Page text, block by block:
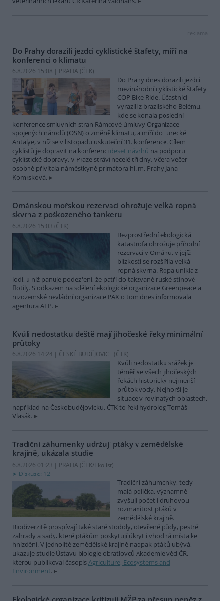
reklama
Do Prahy dorazili jezdci cyklistické štafety, míří na
konferenci o klimatu
6.8.2026 15:08 | PRAHA (ČTK)
Do Prahy dnes dorazili jezdci
mezinárodní cyklistické štafety
COP Bike Ride. Účastníci
vyrazili z brazilského Belému,
kde se konala poslední
konference smluvních stran Rámcové úmluvy Organizace
spojených národů (OSN) o změně klimatu, a míří do turecké
Antalye, v níž se v listopadu uskuteční 31. konference. Cílem
cyklistů je dopravit na konferenci deset návrhů na podporu
cyklistické dopravy. V Praze stráví necelé tři dny. Včera večer
osobně přivítala náměstkyně primátora hl. m. Prahy Jana
Komrsková.
Ománskou mořskou rezervaci ohrožuje velká ropná
skvrna z poškozeného tankeru
6.8.2026 15:03 (ČTK)
Bezprostřední ekologická
katastrofa ohrožuje přírodní
rezervaci v Ománu, v jejíž
blízkosti se rozšířila velká
ropná skvrna. Ropa unikla z
lodi, u níž panuje podezření, že patří do takzvané ruské stínové
flotily. S odkazem na sdělení ekologické organizace Greenpeace a
nizozemské nevládní organizace PAX o tom dnes informovala
agentura AFP.
Kvůli nedostatku deště mají jihočeské řeky minimální
průtoky
6.8.2026 14:24 | ČESKÉ BUDĚJOVICE (ČTK)
Kvůli nedostatku srážek je
téměř ve všech jihočeských
řekách historicky nejmenší
průtok vody. Nejhorší je
situace v rovinatých oblastech,
například na Českobudějovicku. ČTK to řekl hydrolog Tomáš
Vlasák.
Tradiční záhumenky udržují ptáky v zemědělské
krajině, ukázala studie
6.8.2026 01:23 | PRAHA (ČTK/Ekolist)
Diskuse: 12
Tradiční záhumenky, tedy
malá políčka, významně
zvyšují počet i druhovou
rozmanitost ptáků v
zemědělské krajině.
Biodiverzitě prospívají také staré stodoly, otevřené půdy, pestré
zahrady a sady, které ptákům poskytují úkryt i vhodná místa ke
hnízdění. V jednolité zemědělské krajině naopak ptáků ubývá,
ukazuje studie Ústavu biologie obratlovců Akademie věd ČR,
kterou publikoval časopisAgriculture, Ecosystems and
Environment.
Ekologické organizace kritizují MŽP za přesun peněz z